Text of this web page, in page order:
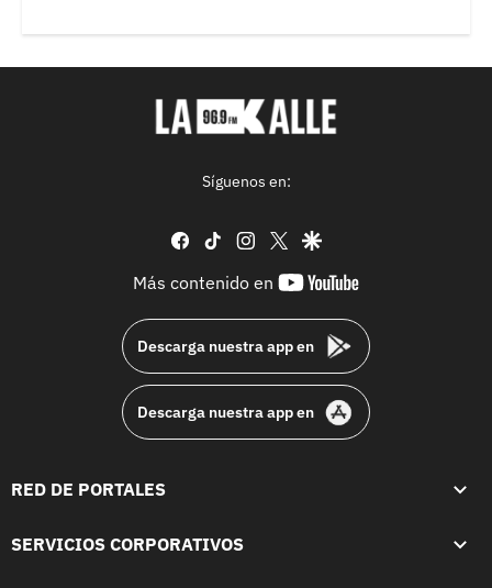
Síguenos en:
facebook
tiktok instagram
twittergoogle
Más contenido en
youtube-
Descarga nuestra app en
Descarga nuestra app en
RED DE PORTALES
SERVICIOS CORPORATIVOS